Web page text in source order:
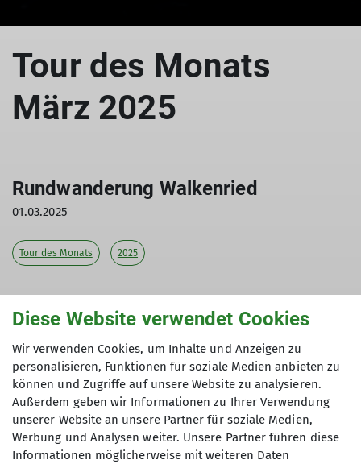
Tour des Monats
März 2025
Rundwanderung Walkenried
01.03.2025
Tour des Monats 2025
Es geht von Walkenried über den
Karstwanderweg zum Grenzwanderweg und über
die Zweiländereiche, Stiefmutter und
Wandeleiche zum Aussichtspunkt Roter Schuss.
Danach erfolgt der Abstieg nach Ellrich und der
Rückweg zum Bahnhof in Walkenried.
Diese Website verwendet Cookies
Wir verwenden Cookies, um Inhalte und Anzeigen zu
personalisieren, Funktionen für soziale Medien anbieten zu
können und Zugriffe auf unsere Website zu analysieren.
Außerdem geben wir Informationen zu Ihrer Verwendung
unserer Website an unsere Partner für soziale Medien,
Werbung und Analysen weiter. Unsere Partner führen diese
Informationen möglicherweise mit weiteren Daten